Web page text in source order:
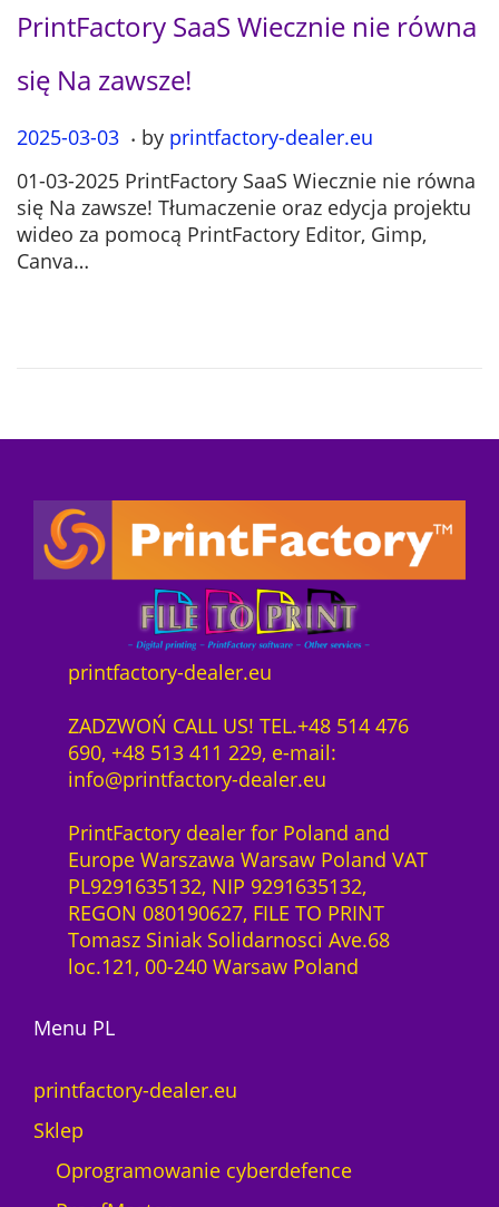
PrintFactory SaaS Wiecznie nie równa
się Na zawsze!
P
s
t
e
d
2025-03-03 2
2
5
-
. by printfactory-dealer.eu
01-03-2025 PrintFactory SaaS Wiecznie nie równa
się Na zawsze! Tłumaczenie oraz edycja projektu
wideo za pomocą PrintFactory Editor, Gimp,
Canva…
printfactory-dealer.eu
ZADZWOŃ CALL US! TEL.+48 514 476
690, +48 513 411 229, e-mail:
info@printfactory-dealer.eu
PrintFactory dealer for Poland and
Europe Warszawa Warsaw Poland VAT
PL9291635132, NIP 9291635132,
REGON 080190627, FILE TO PRINT
Tomasz Siniak Solidarnosci Ave.68
loc.121, 00-240 Warsaw Poland
Menu PL
printfactory-dealer.eu
Sklep
Oprogramowanie cyberdefence